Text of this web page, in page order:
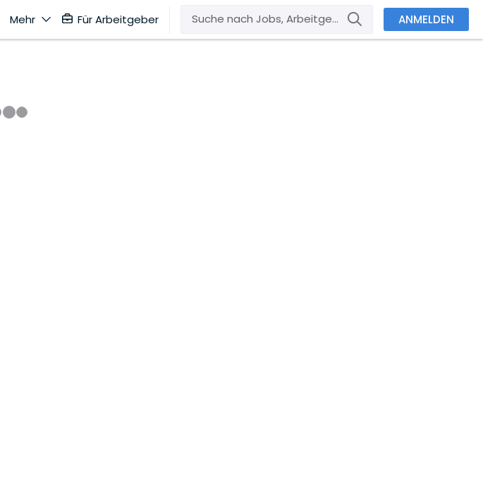
Mehr Für Arbeitgeber ANMELDEN